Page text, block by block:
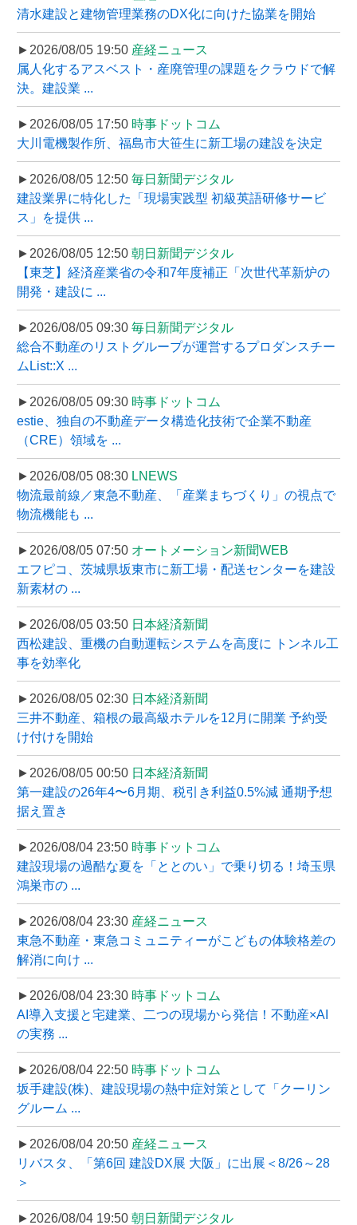
清水建設と建物管理業務のDX化に向けた協業を開始
►2026/08/05 19:50 産経ニュース
属人化するアスベスト・産廃管理の課題をクラウドで解
決。建設業 ...
►2026/08/05 17:50 時事ドットコム
大川電機製作所、福島市大笹生に新工場の建設を決定
►2026/08/05 12:50 毎日新聞デジタル
建設業界に特化した「現場実践型 初級英語研修サービ
ス」を提供 ...
►2026/08/05 12:50 朝日新聞デジタル
【東芝】経済産業省の令和7年度補正「次世代革新炉の
開発・建設に ...
►2026/08/05 09:30 毎日新聞デジタル
総合不動産のリストグループが運営するプロダンスチー
ムList::X ...
►2026/08/05 09:30 時事ドットコム
estie、独自の不動産データ構造化技術で企業不動産
（CRE）領域を ...
►2026/08/05 08:30 LNEWS
物流最前線／東急不動産、「産業まちづくり」の視点で
物流機能も ...
►2026/08/05 07:50 オートメーション新聞WEB
エフピコ、茨城県坂東市に新工場・配送センターを建設
新素材の ...
►2026/08/05 03:50 日本経済新聞
西松建設、重機の自動運転システムを高度に トンネル工
事を効率化
►2026/08/05 02:30 日本経済新聞
三井不動産、箱根の最高級ホテルを12月に開業 予約受
け付けを開始
►2026/08/05 00:50 日本経済新聞
第一建設の26年4〜6月期、税引き利益0.5%減 通期予想
据え置き
►2026/08/04 23:50 時事ドットコム
建設現場の過酷な夏を「ととのい」で乗り切る！埼玉県
鴻巣市の ...
►2026/08/04 23:30 産経ニュース
東急不動産・東急コミュニティーがこどもの体験格差の
解消に向け ...
►2026/08/04 23:30 時事ドットコム
AI導入支援と宅建業、二つの現場から発信！不動産×AI
の実務 ...
►2026/08/04 22:50 時事ドットコム
坂手建設(株)、建設現場の熱中症対策として「クーリン
グルーム ...
►2026/08/04 20:50 産経ニュース
リバスタ、「第6回 建設DX展 大阪」に出展＜8/26～28
＞
►2026/08/04 19:50 朝日新聞デジタル